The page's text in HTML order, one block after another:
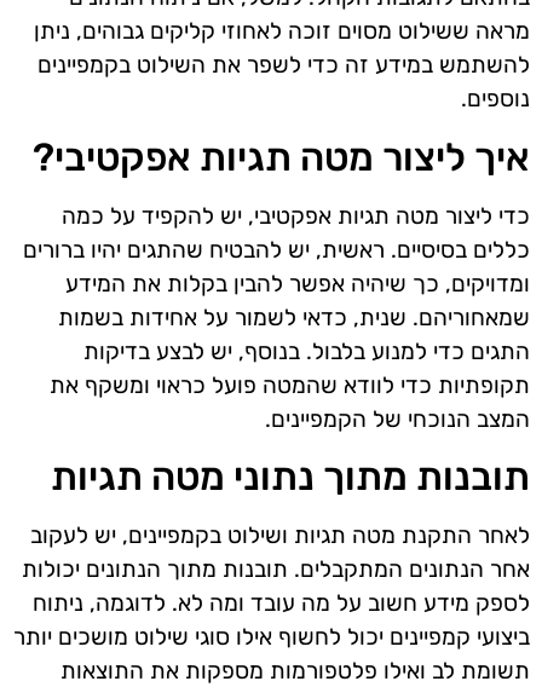
מראה ששילוט מסוים זוכה לאחוזי קליקים גבוהים, ניתן
להשתמש במידע זה כדי לשפר את השילוט בקמפיינים
נוספים.
איך ליצור מטה תגיות אפקטיבי?
כדי ליצור מטה תגיות אפקטיבי, יש להקפיד על כמה
כללים בסיסיים. ראשית, יש להבטיח שהתגים יהיו ברורים
ומדויקים, כך שיהיה אפשר להבין בקלות את המידע
שמאחוריהם. שנית, כדאי לשמור על אחידות בשמות
התגים כדי למנוע בלבול. בנוסף, יש לבצע בדיקות
תקופתיות כדי לוודא שהמטה פועל כראוי ומשקף את
המצב הנוכחי של הקמפיינים.
תובנות מתוך נתוני מטה תגיות
לאחר התקנת מטה תגיות ושילוט בקמפיינים, יש לעקוב
אחר הנתונים המתקבלים. תובנות מתוך הנתונים יכולות
לספק מידע חשוב על מה עובד ומה לא. לדוגמה, ניתוח
ביצועי קמפיינים יכול לחשוף אילו סוגי שילוט מושכים יותר
תשומת לב ואילו פלטפורמות מספקות את התוצאות